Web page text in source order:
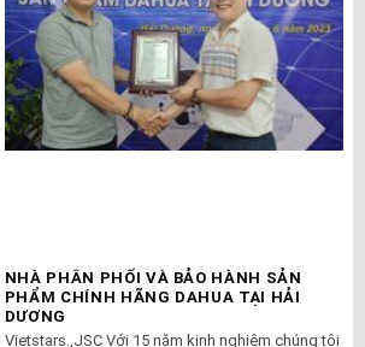
NHÀ PHÂN PHỐI VÀ BẢO HÀNH SẢN
PHẨM CHÍNH HÃNG DAHUA TẠI HẢI
DƯƠNG
Vietstars.,JSC Với 15 năm kinh nghiệm chúng tôi